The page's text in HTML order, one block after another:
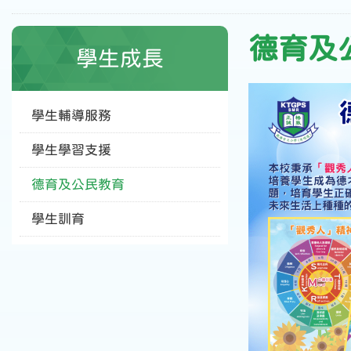
德育及
學生成長
學生輔導服務
學生學習支援
德育及公民教育
學生訓育